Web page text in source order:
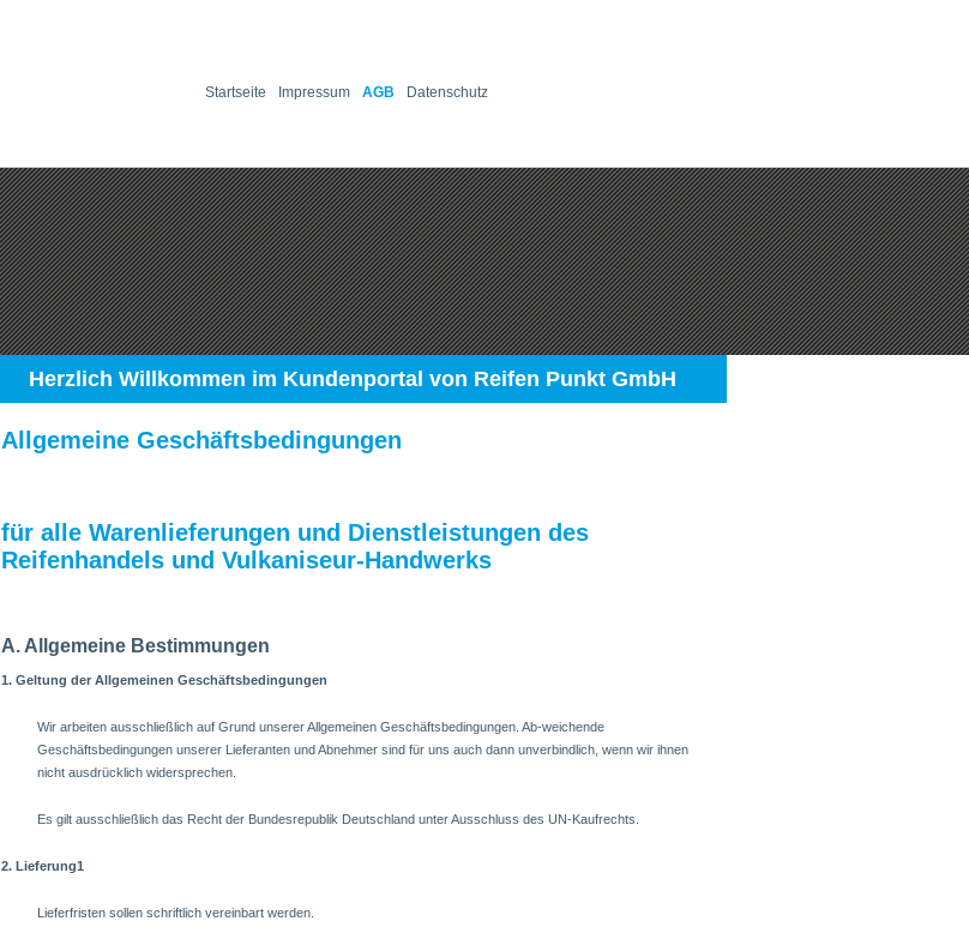
Startseite Impressum AGB Datenschutz
Herzlich Willkommen im Kundenportal von Reifen Punkt GmbH
Allgemeine Geschäftsbedingungen
für alle Warenlieferungen und Dienstleistungen des
Reifenhandels und Vulkaniseur-Handwerks
A. Allgemeine Bestimmungen
1. Geltung der Allgemeinen Geschäftsbedingungen
Wir arbeiten ausschließlich auf Grund unserer Allgemeinen Geschäftsbedingungen. Ab-weichende
Geschäftsbedingungen unserer Lieferanten und Abnehmer sind für uns auch dann unverbindlich, wenn wir ihnen
nicht ausdrücklich widersprechen.
Es gilt ausschließlich das Recht der Bundesrepublik Deutschland unter Ausschluss des UN-Kaufrechts.
2. Lieferung1
Lieferfristen sollen schriftlich vereinbart werden.